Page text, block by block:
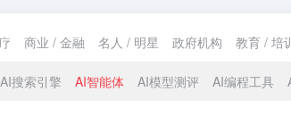
商业 / 金融 名人 / 明星 政府机构 教育 / 培
AI搜索引擎 AI智能体 AI模型测评 AI编程工具